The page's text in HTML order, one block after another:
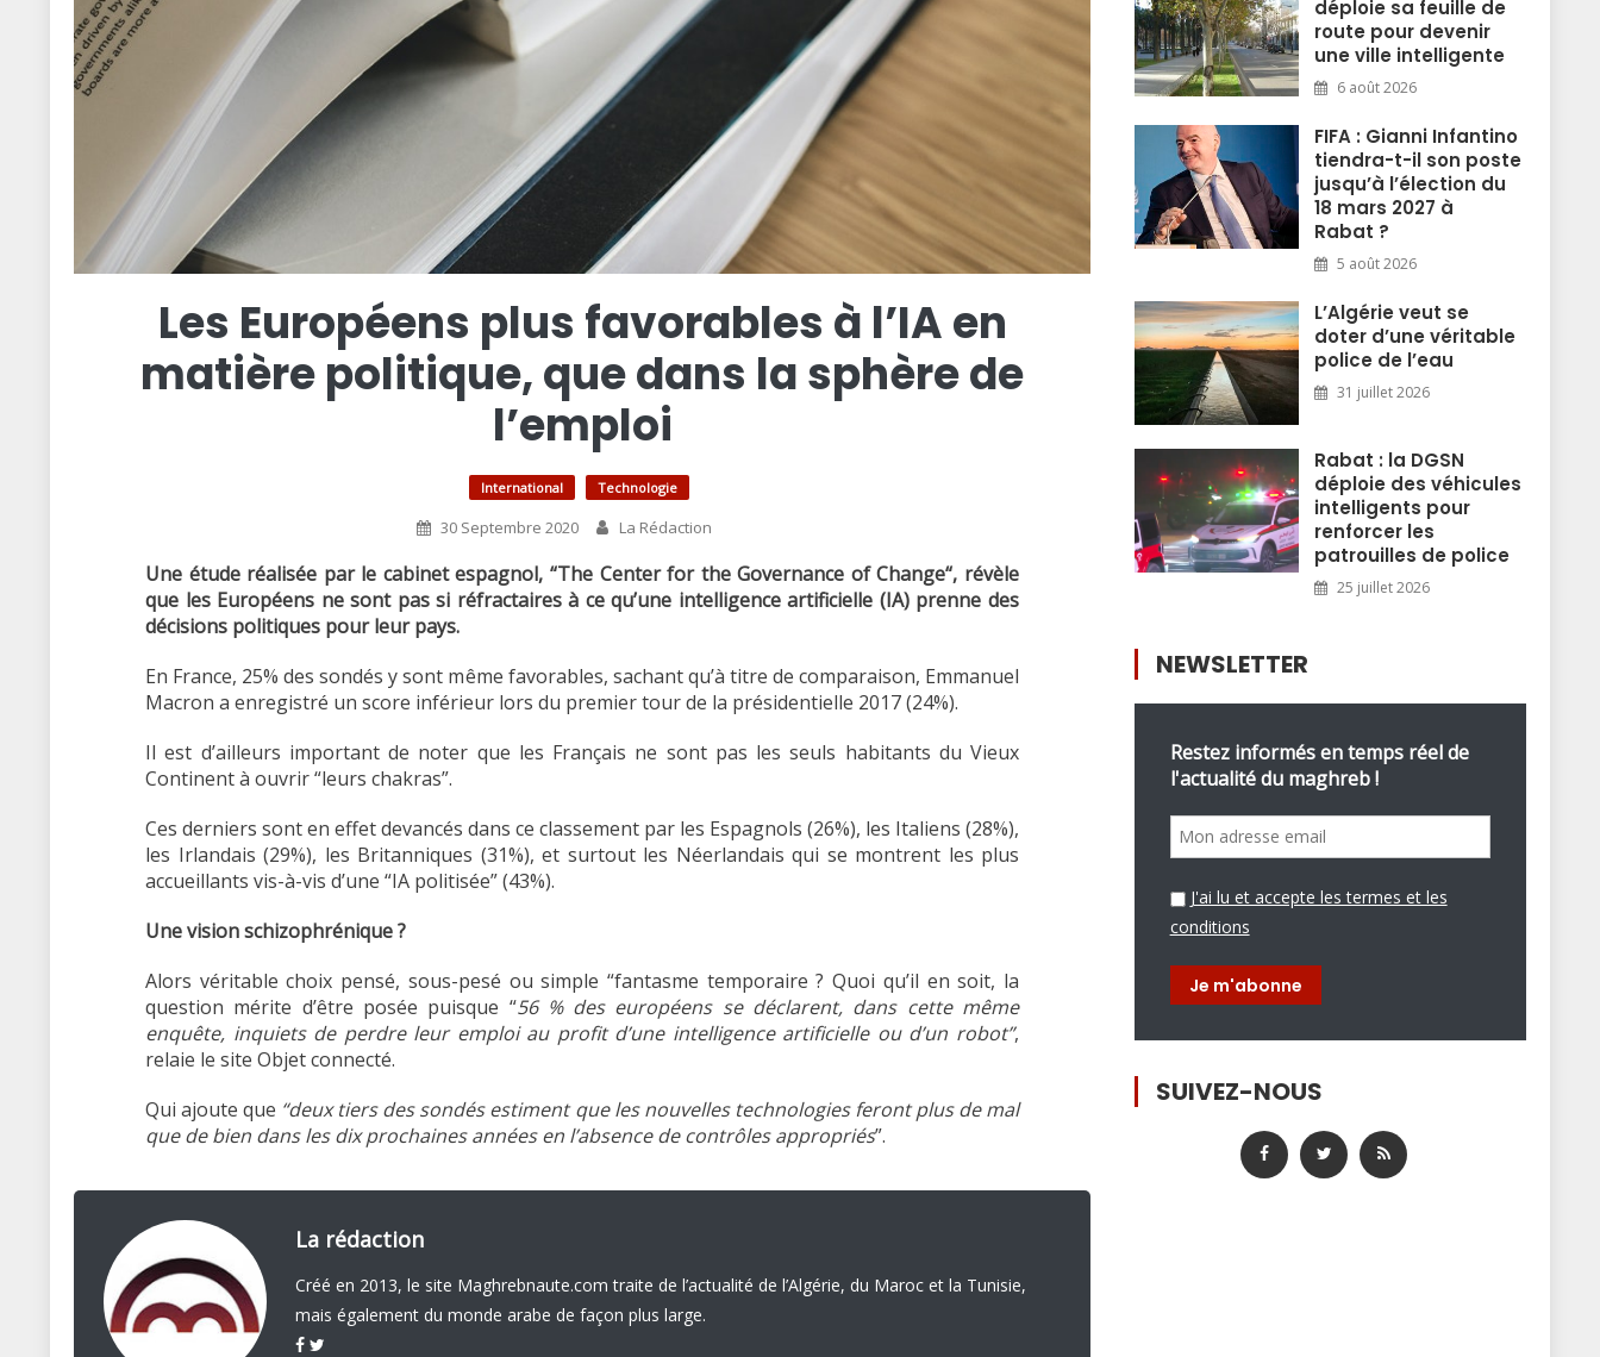
Les Européens plus favorables à l’IA en
matière politique, que dans la sphère de
l’emploi
International Technologie
30 Septembre 2020 La Rédaction
Une étude réalisée par le cabinet espagnol, “The Center for the Governance of Change“, révèle
que les Européens ne sont pas si réfractaires à ce qu’une intelligence artificielle (IA) prenne des
décisions politiques pour leur pays.
En France, 25% des sondés y sont même favorables, sachant qu’à titre de comparaison, Emmanuel
Macron a enregistré un score inférieur lors du premier tour de la présidentielle 2017 (24%).
Il est d’ailleurs important de noter que les Français ne sont pas les seuls habitants du Vieux
Continent à ouvrir “leurs chakras”.
Ces derniers sont en effet devancés dans ce classement par les Espagnols (26%), les Italiens (28%),
les Irlandais (29%), les Britanniques (31%), et surtout les Néerlandais qui se montrent les plus
accueillants vis-à-vis d’une “IA politisée” (43%).
Une vision schizophrénique ?
Alors véritable choix pensé, sous-pesé ou simple “fantasme temporaire ? Quoi qu’il en soit, la
question mérite d’être posée puisque “56 % des européens se déclarent, dans cette même
enquête, inquiets de perdre leur emploi au profit d’une intelligence artificielle ou d’un robot”,
relaie le site Objet connecté.
Qui ajoute que “deux tiers des sondés estiment que les nouvelles technologies feront plus de mal
que de bien dans les dix prochaines années en l’absence de contrôles appropriés”.
La rédaction
Créé en 2013, le site Maghrebnaute.com traite de l’actualité de l’Algérie, du Maroc et la Tunisie,
mais également du monde arabe de façon plus large.
déploie sa feuille de
route pour devenir
une ville intelligente
6 août 2026
FIFA : Gianni Infantino
tiendra-t-il son poste
jusqu’à l’élection du
18 mars 2027 à
Rabat ?
5 août 2026
L’Algérie veut se
doter d’une véritable
police de l’eau
31 juillet 2026
Rabat : la DGSN
déploie des véhicules
intelligents pour
renforcer les
patrouilles de police
25 juillet 2026
NEWSLETTER
Restez informés en temps réel de
l'actualité du maghreb !
J'ai lu et accepte les termes et les
conditions
SUIVEZ-NOUS